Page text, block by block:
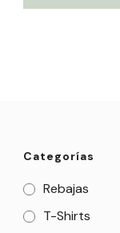
Categorías
Rebajas
T-Shirts